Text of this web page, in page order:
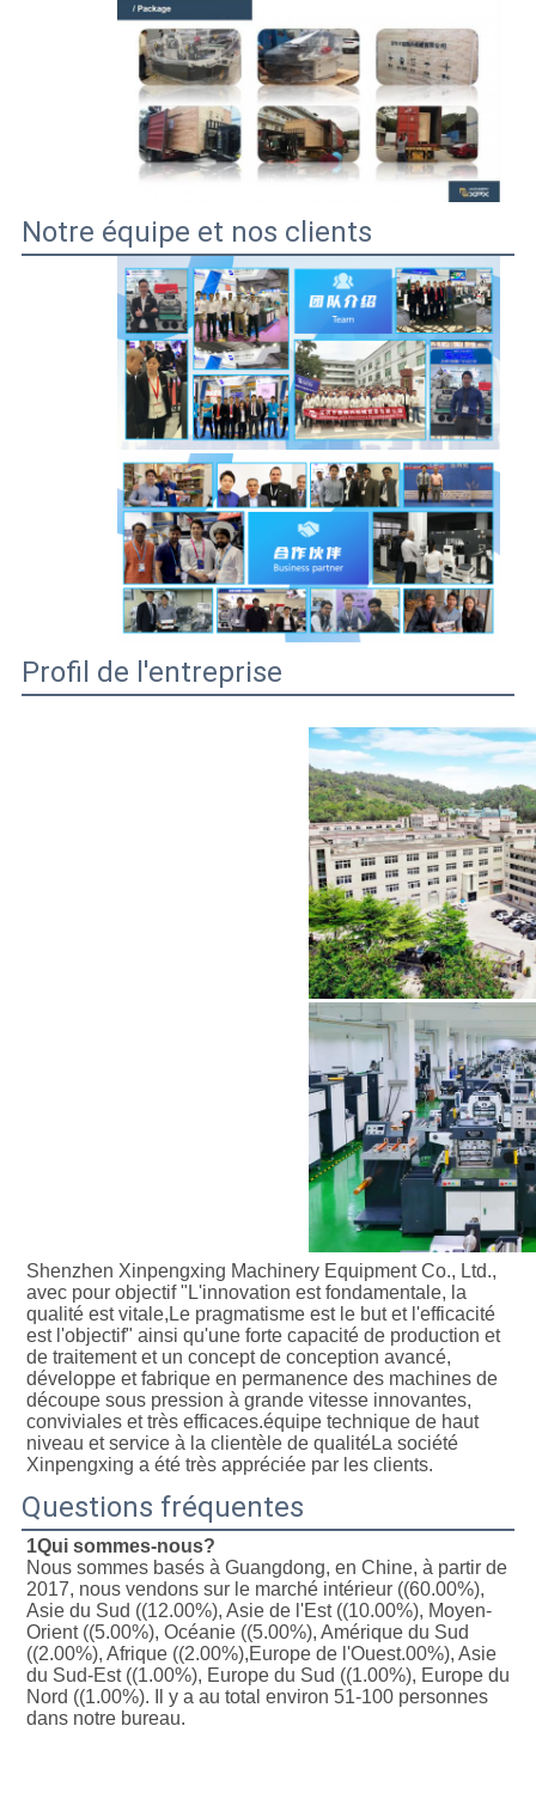
Notre équipe et nos clients
Profil de l'entreprise
Shenzhen Xinpengxing Machinery Equipment Co., Ltd.,
avec pour objectif "L'innovation est fondamentale, la
qualité est vitale,Le pragmatisme est le but et l'efficacité
est l'objectif" ainsi qu'une forte capacité de production et
de traitement et un concept de conception avancé,
développe et fabrique en permanence des machines de
découpe sous pression à grande vitesse innovantes,
conviviales et très efficaces.équipe technique de haut
niveau et service à la clientèle de qualitéLa société
Xinpengxing a été très appréciée par les clients.
Questions fréquentes
1Qui sommes-nous?
Nous sommes basés à Guangdong, en Chine, à partir de
2017, nous vendons sur le marché intérieur ((60.00%),
Asie du Sud ((12.00%), Asie de l'Est ((10.00%), Moyen-
Orient ((5.00%), Océanie ((5.00%), Amérique du Sud
((2.00%), Afrique ((2.00%),Europe de l'Ouest.00%), Asie
du Sud-Est ((1.00%), Europe du Sud ((1.00%), Europe du
Nord ((1.00%). Il y a au total environ 51-100 personnes
dans notre bureau.